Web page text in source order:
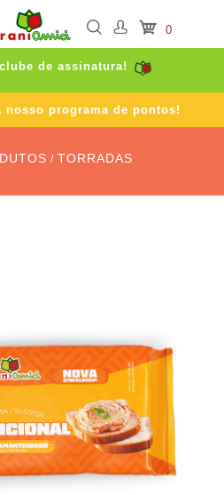
0
de assinatura!
nosso programa de pontos!
/ TORRADAS